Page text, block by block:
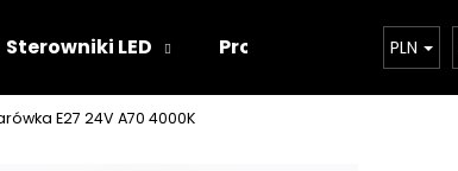
Sterowniki LED Projekty oświetlenia
PLN
E27 24V A70 4000K
szukasz?